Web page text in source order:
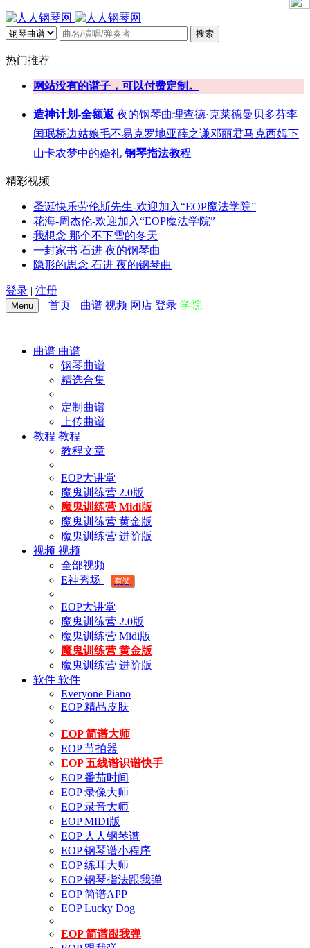
搜索
热门推荐
网站没有的谱子，可以付费定制。
造神计划-全额返 夜的钢琴曲理查德·克莱德曼 贝多芬李
闰珉桥边姑娘毛不易克罗地亚薛之谦邓丽君马克西姆下
山卡农梦中的婚礼 钢琴指法教程
精彩视频
圣诞快乐劳伦斯先生-欢迎加入“EOP魔法学院”
花海-周杰伦-欢迎加入“EOP魔法学院”
我想念 那个不下雪的冬天
一封家书 石进 夜的钢琴曲
隐形的思念 石进 夜的钢琴曲
登录 | 注册
Menu 首页 曲谱 视频 网店 登录 学院
曲谱 曲谱
钢琴曲谱
精选合集
定制曲谱
上传曲谱
教程 教程
教程文章
EOP大讲堂
魔鬼训练营 2.0版
魔鬼训练营 Midi版
魔鬼训练营 黄金版
魔鬼训练营 进阶版
视频 视频
全部视频
E神秀场
有奖
EOP大讲堂
魔鬼训练营 2.0版
魔鬼训练营 Midi版
魔鬼训练营 黄金版
魔鬼训练营 进阶版
软件 软件
Everyone Piano
EOP 精品皮肤
EOP 简谱大师
EOP 节拍器
EOP 五线谱识谱快手
EOP 番茄时间
EOP 录像大师
EOP 录音大师
EOP MIDI版
EOP 人人钢琴谱
EOP 钢琴谱小程序
EOP 练耳大师
EOP 钢琴指法跟我弹
EOP 简谱APP
EOP Lucky Dog
EOP 简谱跟我弹